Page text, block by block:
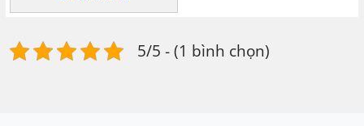
5/5 - (1 bình chọn)